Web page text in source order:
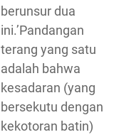
berunsur dua
ini.’Pandangan
terang yang satu
adalah bahwa
kesadaran (yang
bersekutu dengan
kekotoran batin)